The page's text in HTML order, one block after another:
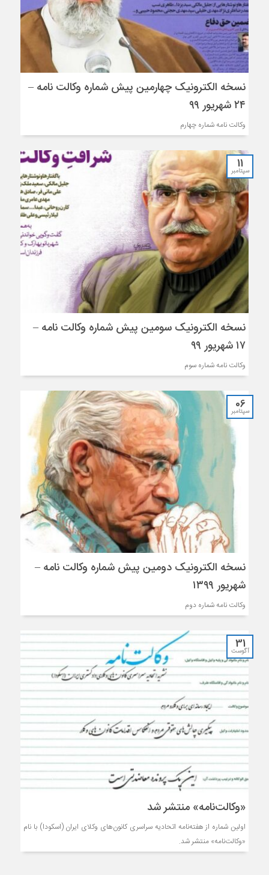
نسخه الکترونیک چهارمین پیش شماره وکالت نامه –
۲۴ شهریور ۹۹
وکالت نامه شماره چهارم
11
سپتامبر
نسخه الکترونیک سومین پیش شماره وکالت نامه –
۱۷ شهریور ۹۹
وکالت نامه شماره سوم
06
سپتامبر
نسخه الکترونیک دومین پیش شماره وکالت نامه –
شهریور ۱۳۹۹
وکالت نامه شماره دوم
31
آگوست
«وکالت‌نامه» منتشر شد
اولین شماره از هفته‌نامه اتحادیه سراسری کانون‌های وکلای ایران (اسکودا) با نام
«وکالت‌نامه» منتشر شد.